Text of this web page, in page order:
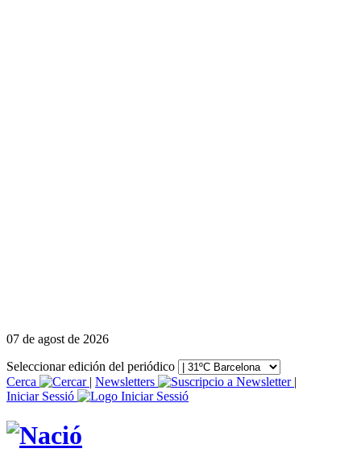
07 de agost de 2026
Seleccionar edición del periódico
Cerca
| Newsletters
|
Iniciar Sessió